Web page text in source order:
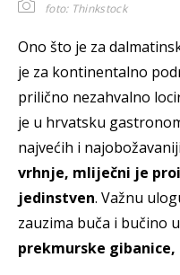
foto: Thinkstock
Ono što je za
je za kontinentalno
prilično nezahvalno
je u hrvatsku
najvećih i
vrhnje, mliječni je
jedinstven. Važnu
zauzima buča i bučino
prekmurske